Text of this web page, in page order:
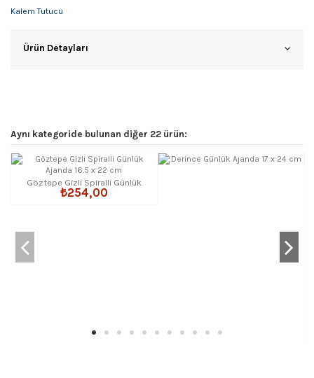
Kalem Tutucu
Ürün Detayları
Aynı kategoride bulunan diğer 22 ürün:
Göztepe Gizli Spiralli Günlük
Ajanda 16.5 x 22 cm
₺254,00